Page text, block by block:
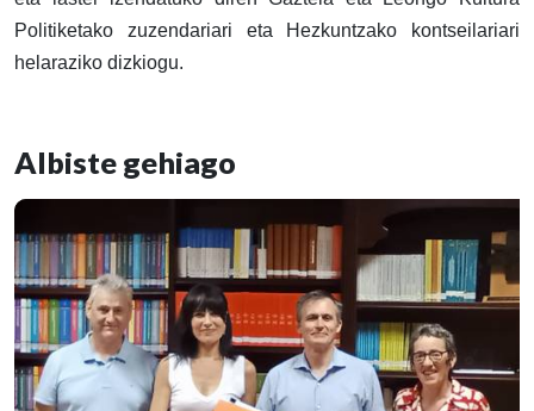
Politiketako zuzendariari eta Hezkuntzako kontseilariari
helaraziko dizkiogu.
Albiste gehiago